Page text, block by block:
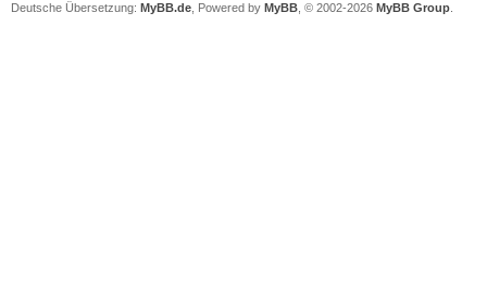
Deutsche Übersetzung: MyBB.de , Powered by MyBB , © 2002-2026 MyBB Group